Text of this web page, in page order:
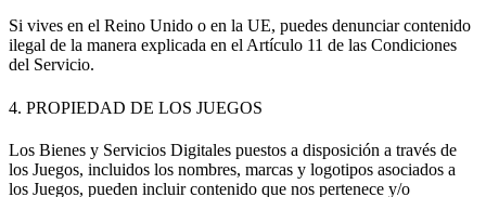
Si vives en el Reino Unido o en la UE, puedes denunciar contenido
ilegal de la manera explicada en el Artículo 11 de las Condiciones
del Servicio.
4. PROPIEDAD DE LOS JUEGOS
Los Bienes y Servicios Digitales puestos a disposición a través de
los Juegos, incluidos los nombres, marcas y logotipos asociados a
los Juegos, pueden incluir contenido que nos pertenece y/o